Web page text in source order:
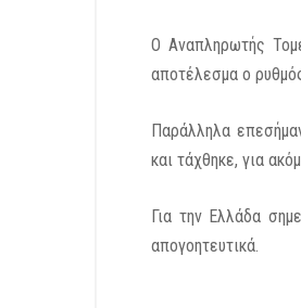
Ο Αναπληρωτής
αποτέλεσμα ο
Παράλληλα
και τάχθηκε, για
Για την Ελλάδα
απογοητευτικά.